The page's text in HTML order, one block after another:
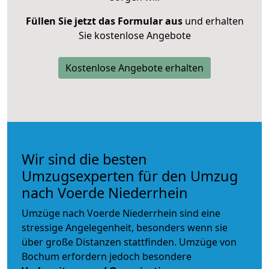
Füllen Sie jetzt das Formular ausund erhalten
Sie kostenlose Angebote
Kostenlose Angebote erhalten
Wir sind die besten
Umzugsexperten für den Umzug
nach Voerde Niederrhein
Umzüge nach Voerde Niederrhein sind eine
stressige Angelegenheit, besonders wenn sie
über große Distanzen stattfinden. Umzüge von
Bochum erfordern jedoch besondere